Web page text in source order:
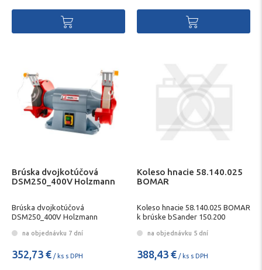
Brúska dvojkotúčová
DSM250_400V Holzmann
Brúska dvojkotúčová
DSM250_400V Holzmann
na objednávku 7 dní
352,73 € / ks s DPH
Koleso hnacie 58.140.025
BOMAR
Koleso hnacie 58.140.025 BOMAR
k brúske bSander 150.200
na objednávku 5 dní
388,43 € / ks s DPH